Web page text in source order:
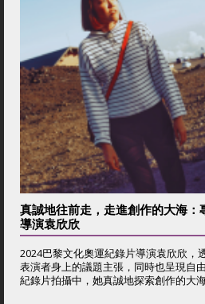
真誠地往前走，走進創作的大海
導演袁欣欣
2024巴黎文化奧運紀錄片導演袁欣欣，
表演者身上的議題主張，同時也呈現自
紀錄片拍攝中，她真誠地探索創作的大海